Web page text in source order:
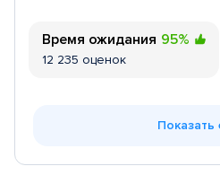
Время ожидания 95%
12 235 оценок